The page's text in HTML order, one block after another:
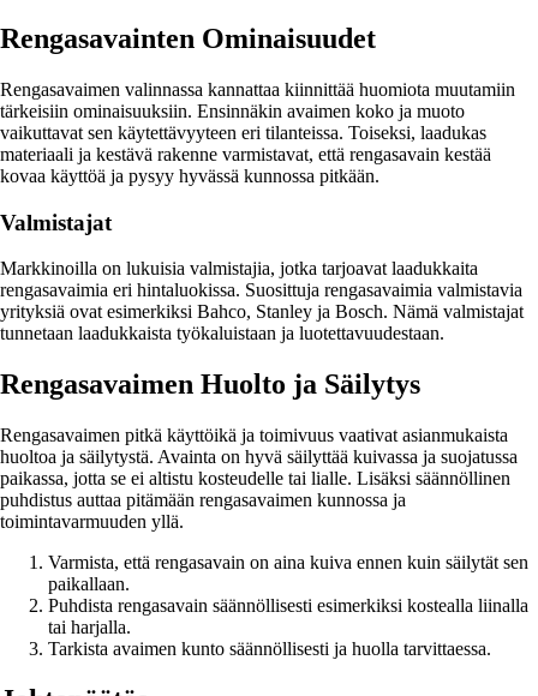
Rengasavainten Ominaisuudet
Rengasavaimen valinnassa kannattaa kiinnittää huomiota muutamiin
tärkeisiin ominaisuuksiin. Ensinnäkin avaimen koko ja muoto
vaikuttavat sen käytettävyyteen eri tilanteissa. Toiseksi, laadukas
materiaali ja kestävä rakenne varmistavat, että rengasavain kestää
kovaa käyttöä ja pysyy hyvässä kunnossa pitkään.
Valmistajat
Markkinoilla on lukuisia valmistajia, jotka tarjoavat laadukkaita
rengasavaimia eri hintaluokissa. Suosittuja rengasavaimia valmistavia
yrityksiä ovat esimerkiksi Bahco, Stanley ja Bosch. Nämä valmistajat
tunnetaan laadukkaista työkaluistaan ja luotettavuudestaan.
Rengasavaimen Huolto ja Säilytys
Rengasavaimen pitkä käyttöikä ja toimivuus vaativat asianmukaista
huoltoa ja säilytystä. Avainta on hyvä säilyttää kuivassa ja suojatussa
paikassa, jotta se ei altistu kosteudelle tai lialle. Lisäksi säännöllinen
puhdistus auttaa pitämään rengasavaimen kunnossa ja
toimintavarmuuden yllä.
Varmista, että rengasavain on aina kuiva ennen kuin säilytät sen
paikallaan.
Puhdista rengasavain säännöllisesti esimerkiksi kostealla liinalla
tai harjalla.
Tarkista avaimen kunto säännöllisesti ja huolla tarvittaessa.